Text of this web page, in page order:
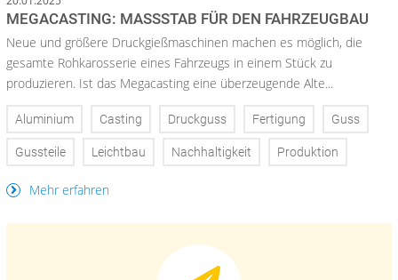
MEGACASTING: MASSSTAB FÜR DEN FAHRZEUGBAU
Neue und größere Druckgießmaschinen machen es möglich, die
gesamte Rohkarosserie eines Fahrzeugs in einem Stück zu
produzieren. Ist das Megacasting eine überzeugende Alte...
Aluminium Casting Druckguss Fertigung Guss
Gussteile Leichtbau Nachhaltigkeit Produktion
Mehr erfahren